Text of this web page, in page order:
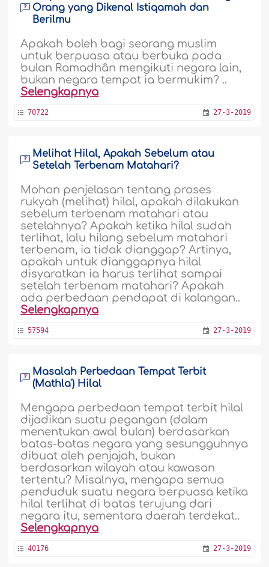
Orang yang Dikenal Istiqamah dan
Berilmu
Apakah boleh bagi seorang muslim
untuk berpuasa atau berbuka pada
bulan Ramadhân mengikuti negara lain,
bukan negara tempat ia bermukim? ..
Selengkapnya
70722 27-3-2019
Melihat Hilal, Apakah Sebelum atau
Setelah Terbenam Matahari?
Mohon penjelasan tentang proses
rukyah (melihat) hilal, apakah dilakukan
sebelum terbenam matahari atau
setelahnya? Apakah ketika hilal sudah
terlihat, lalu hilang sebelum matahari
terbenam, ia tidak dianggap? Artinya,
apakah untuk dianggapnya hilal
disyaratkan ia harus terlihat sampai
setelah terbenam matahari? Apakah
ada perbedaan pendapat di kalangan..
Selengkapnya
57594 27-3-2019
Masalah Perbedaan Tempat Terbit
(Mathla') Hilal
Mengapa perbedaan tempat terbit hilal
dijadikan suatu pegangan (dalam
menentukan awal bulan) berdasarkan
batas-batas negara yang sesungguhnya
dibuat oleh penjajah, bukan
berdasarkan wilayah atau kawasan
tertentu? Misalnya, mengapa semua
penduduk suatu negara berpuasa ketika
hilal terlihat di batas terujung dari
negara itu, sementara daerah terdekat..
Selengkapnya
40176 27-3-2019